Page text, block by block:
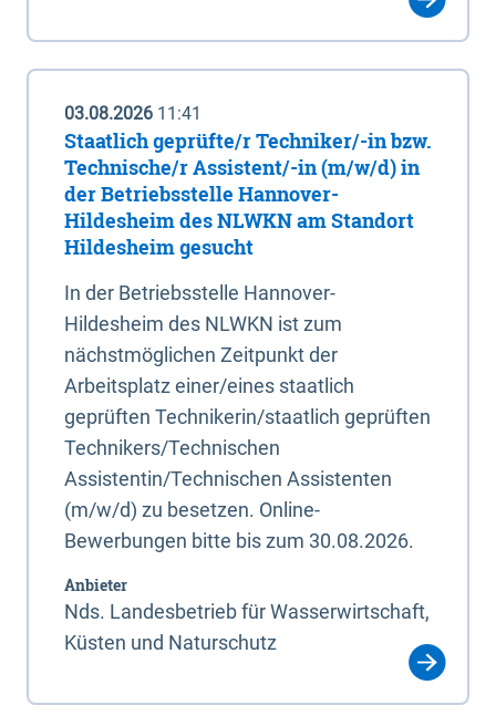
03.08.2026 11:41
Staatlich geprüfte/r Techniker/-in bzw.
Technische/r Assistent/-in (m/w/d) in
der Betriebsstelle Hannover-
Hildesheim des NLWKN am Standort
Hildesheim gesucht
In der Betriebsstelle Hannover-
Hildesheim des NLWKN ist zum
nächstmöglichen Zeitpunkt der
Arbeitsplatz einer/eines staatlich
geprüften Technikerin/staatlich geprüften
Technikers/Technischen
Assistentin/Technischen Assistenten
(m/w/d) zu besetzen. Online-
Bewerbungen bitte bis zum 30.08.2026.
Anbieter
Nds. Landesbetrieb für Wasserwirtschaft,
Küsten und Naturschutz